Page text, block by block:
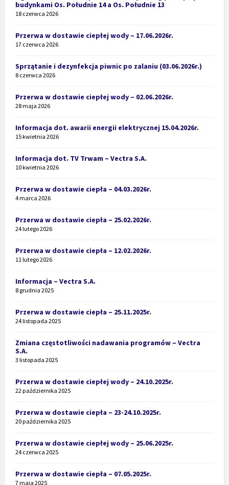
budynkami Os. Południe 14 a Os. Południe 13
18 czerwca 2026
Przerwa w dostawie ciepłej wody – 17.06.2026r.
17 czerwca 2026
Sprzątanie i dezynfekcja piwnic po zalaniu (03.06.2026r.)
8 czerwca 2026
Przerwa w dostawie ciepłej wody – 02.06.2026r.
28 maja 2026
Informacja dot. awarii energii elektrycznej 15.04.2026r.
15 kwietnia 2026
Informacja dot. TV Trwam – Vectra S.A.
10 kwietnia 2026
Przerwa w dostawie ciepła – 04.03.2026r.
4 marca 2026
Przerwa w dostawie ciepła – 25.02.2026r.
24 lutego 2026
Przerwa w dostawie ciepła – 12.02.2026r.
11 lutego 2026
Informacja – Vectra S.A.
8 grudnia 2025
Przerwa w dostawie ciepła – 25.11.2025r.
24 listopada 2025
Zmiana częstotliwości nadawania programów – Vectra
S.A.
3 listopada 2025
Przerwa w dostawie ciepłej wody – 24.10.2025r.
22 października 2025
Przerwa w dostawie ciepła – 23-24.10.2025r.
20 października 2025
Przerwa w dostawie ciepłej wody – 25.06.2025r.
24 czerwca 2025
Przerwa w dostawie ciepła – 07.05.2025r.
7 maja 2025